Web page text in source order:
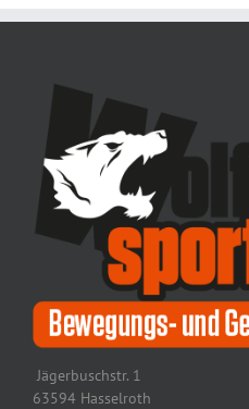
Jägerbuschstr. 1
63594 Hasselroth